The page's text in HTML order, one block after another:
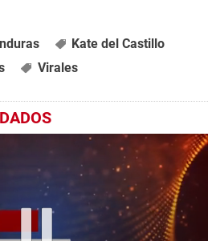
Kate del Castillo
Virales